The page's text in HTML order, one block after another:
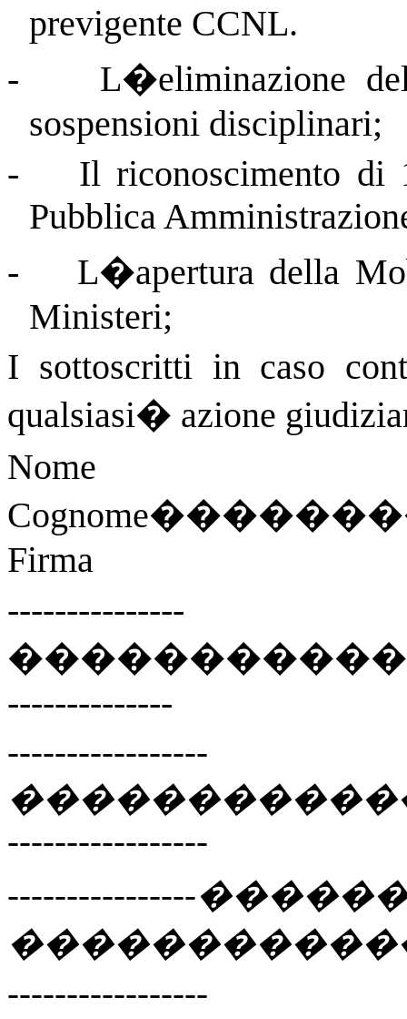
previgente CCNL.
-
L�eliminazione
sospensioni disciplinari;
-
Il riconoscimento di
Pubblica
-
L�apertura della
Ministeri;
I sottoscritti in caso
qualsiasi� azione
Nome
Cognome
Firma
---------------
--------------
-----------------
-----------------
----------------
-----------------